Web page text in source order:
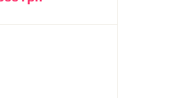
кошика